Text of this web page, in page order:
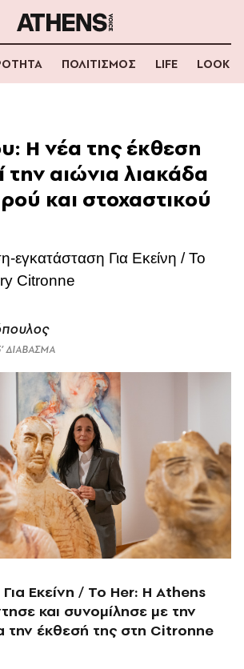
ΠΟΛΙΤΙΣΜΟΣ LIFE LOOK
Η νέα της έκθεση
την αιώνια λιακάδα
και στοχαστικού
εγκατάσταση Για Εκείνη / To
Citronne
ΔΙΑΒΑΣΜΑ
Εκείνη / To Her: Η Athens
και συνομίλησε με την
την έκθεσή της στη Citronne